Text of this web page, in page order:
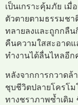
เป็นเกราะคุ้มภัย เ
ตัวตายตามธรรมช
ทลายลงและถูกกลืน
คืนความใสสะอาดแ
ทำงานได้ลื่นไหลอีก
หลังจากการกวาดล้
ชุบชีวิตปลายโครโม
ทางชราภาพซ้ำเดิม